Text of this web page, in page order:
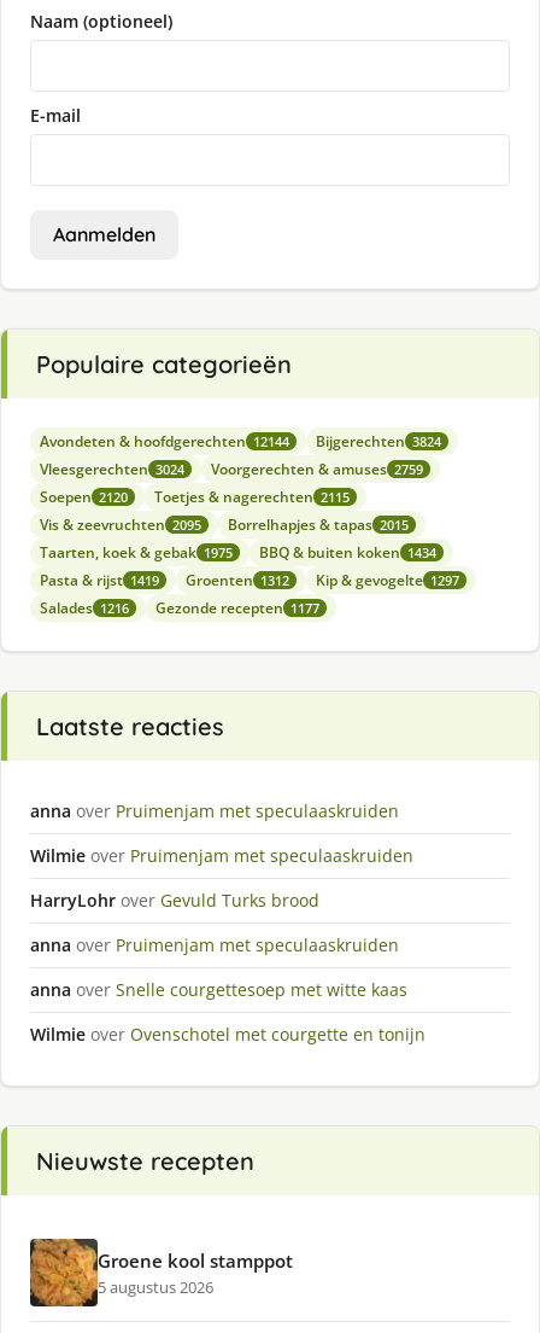
Naam (optioneel)
E-mail
Aanmelden
Populaire categorieën
Avondeten & hoofdgerechten 12144 Bijgerechten 3824
Vleesgerechten 3024 Voorgerechten & amuses 2759
Soepen 2120 Toetjes & nagerechten 2115
Vis & zeevruchten 2095 Borrelhapjes & tapas 2015
Taarten, koek & gebak 1975 BBQ & buiten koken 1434
Pasta & rijst 1419 Groenten 1312 Kip & gevogelte 1297
Salades 1216 Gezonde recepten 1177
Laatste reacties
anna over Pruimenjam met speculaaskruiden
Wilmie over Pruimenjam met speculaaskruiden
HarryLohr over Gevuld Turks brood
anna over Pruimenjam met speculaaskruiden
anna over Snelle courgettesoep met witte kaas
Wilmie over Ovenschotel met courgette en tonijn
Nieuwste recepten
Groene kool stamppot
5 augustus 2026